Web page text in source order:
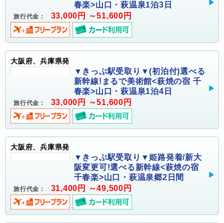
春楽>山口・萩温泉1泊3日
旅行代金： 33,000円 ～51,600円
大阪府、兵庫県発
▼きっぷ駅受取り▼(初泊付)選べる
新幹線!まるで美術館<萩焼の宿 千
春楽>山口・萩温泉1泊4日
旅行代金： 33,000円 ～51,600円
大阪府、兵庫県発
▼きっぷ駅受取り▼姫路発着/新大
阪変更可!選べる新幹線<萩焼の宿
千春楽>山口・萩温泉郷2日間
旅行代金： 31,400円 ～49,500円